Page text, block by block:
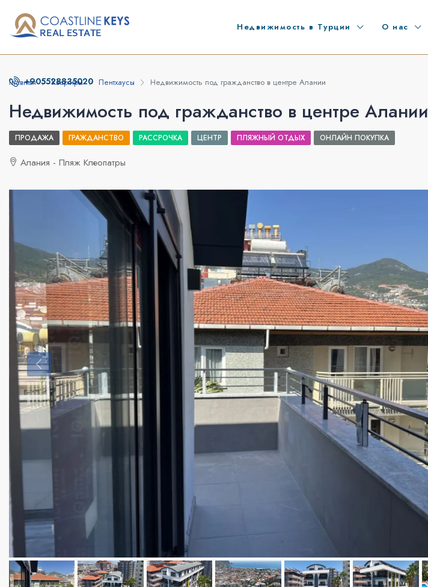
Недвижимость в Турции О нас
+905528835020
Главная Квартиры Пентхаусы Недвижимость под гражданство в центре Алании
Недвижимость под гражданство в центре Алании
ПРОДАЖА ГРАЖДАНСТВО РАССРОЧКА ЦЕНТР ПЛЯЖНЫЙ ОТДЫХ ОНЛАЙН ПОКУПКА
Алания - Пляж Клеопатры